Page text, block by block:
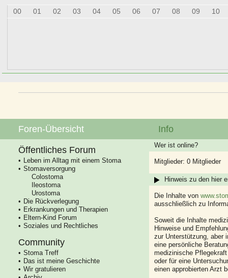
00 01 02 03 04 05 06 07 08 09 10
Foren-Übersicht
Öffentliches Forum
Leben im Alltag mit einem Stoma
Stomaversorgung
Colostoma
Ileostoma
Urostoma
Die Rückverlegung
Erkrankungen und Therapien
Eltern-Kind Forum
Soziales und Rechtliches
Community
Stoma Treff
Das ist meine Geschichte
Wir gratulieren
Info
Wer ist online?
Mitglieder: 0 Mitglieder
Hinweis zu den hier
Die Inhalte von
ausschließlich zu
Soweit die Inhalte
Hinweise und
zur Unterstützung, aber
eine persönliche
medizinische
oder für eine
einen approbierten Arzt